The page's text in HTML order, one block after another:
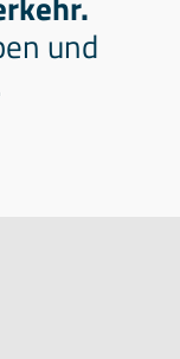
und